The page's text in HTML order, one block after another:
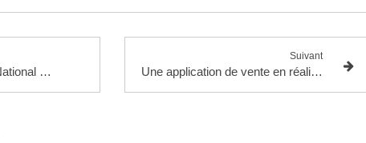
ARQUA : Musée National d'Archéologie Marine d'Espagne
Suivant
Une application de vente en réalité augmentée reliée à la facturation